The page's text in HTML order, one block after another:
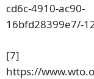
cd6c-4910-ac90-
16bfd28399e7/-
[7]
https://